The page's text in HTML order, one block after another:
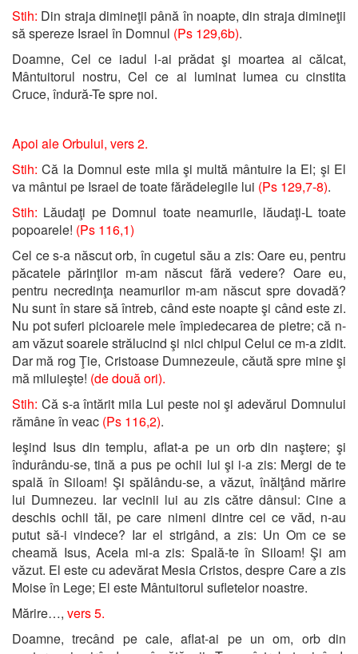
Stih: Din straja dimineţii până în noapte, din straja dimineţii
să spereze Israel în Domnul (Ps 129,6b).
Doamne, Cel ce iadul l-ai prădat şi moartea ai călcat,
Mântuitorul nostru, Cel ce ai luminat lumea cu cinstita
Cruce, îndură-Te spre noi.
Apoi ale Orbului, vers 2.
Stih: Că la Domnul este mila şi multă mântuire la El; şi El
va mântui pe Israel de toate fărădelegile lui (Ps 129,7-8).
Stih: Lăudaţi pe Domnul toate neamurile, lăudaţi-L toate
popoarele! (Ps 116,1)
Cel ce s-a născut orb, în cugetul său a zis: Oare eu, pentru
păcatele părinţilor m-am născut fără vedere? Oare eu,
pentru necredinţa neamurilor m-am născut spre dovadă?
Nu sunt în stare să întreb, când este noapte şi când este zi.
Nu pot suferi picioarele mele împiedecarea de pietre; că n-
am văzut soarele strălucind şi nici chipul Celui ce m-a zidit.
Dar mă rog Ţie, Cristoase Dumnezeule, căută spre mine şi
mă miluieşte! (de două ori).
Stih: Că s-a întărit mila Lui peste noi şi adevărul Domnului
rămâne în veac (Ps 116,2).
Ieşind Isus din templu, aflat-a pe un orb din naştere; şi
îndurându-se, tină a pus pe ochii lui şi i-a zis: Mergi de te
spală în Siloam! Şi spălându-se, a văzut, înălţând mărire
lui Dumnezeu. Iar vecinii lui au zis către dânsul: Cine a
deschis ochii tăi, pe care nimeni dintre cei ce văd, n-au
putut să-i vindece? Iar el strigând, a zis: Un Om ce se
cheamă Isus, Acela mi-a zis: Spală-te în Siloam! Şi am
văzut. El este cu adevărat Mesia Cristos, despre Care a zis
Moise în Lege; El este Mântuitorul sufletelor noastre.
Mărire…, vers 5.
Doamne, trecând pe cale, aflat-ai pe un om, orb din